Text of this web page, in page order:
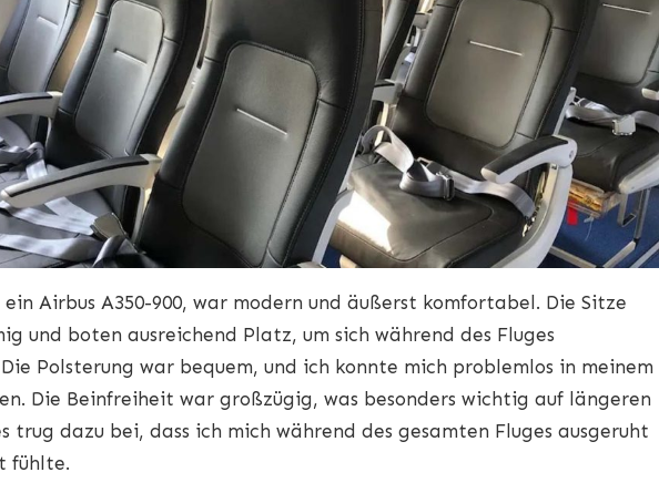
ein Airbus A350-900, war modern und äußerst komfortabel. Die Sitze
und boten ausreichend Platz, um sich während des Fluges
Polsterung war bequem, und ich konnte mich problemlos in meinem
Die Beinfreiheit war großzügig, was besonders wichtig auf längeren
trug dazu bei, dass ich mich während des gesamten Fluges ausgeruht
fühlte.